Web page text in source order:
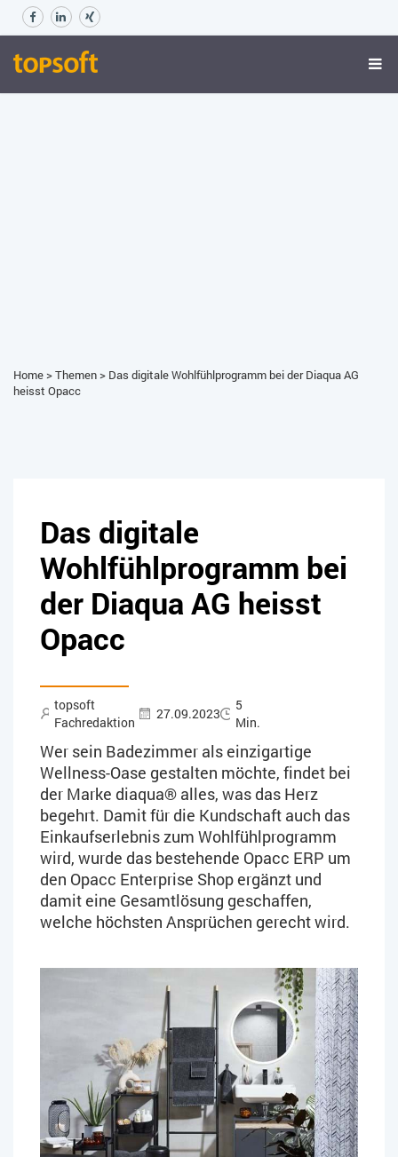
Home>Themen> Das digitale Wohlfühlprogramm bei der Diaqua AG
heisst Opacc
Das digitale
Wohlfühlprogramm bei
der Diaqua AG heisst
Opacc
topsoft
Fachredaktion
27.09.2023
5
Min.
Wer sein Badezimmer als einzigartige
Wellness-Oase gestalten möchte, findet bei
der Marke diaqua® alles, was das Herz
begehrt. Damit für die Kundschaft auch das
Einkaufserlebnis zum Wohlfühlprogramm
wird, wurde das bestehende Opacc ERP um
den Opacc Enterprise Shop ergänzt und
damit eine Gesamtlösung geschaffen,
welche höchsten Ansprüchen gerecht wird.